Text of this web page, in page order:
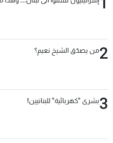
2من يصدّق الشيخ نعيم؟
3بشرى "كهربائية" للبنانيين!